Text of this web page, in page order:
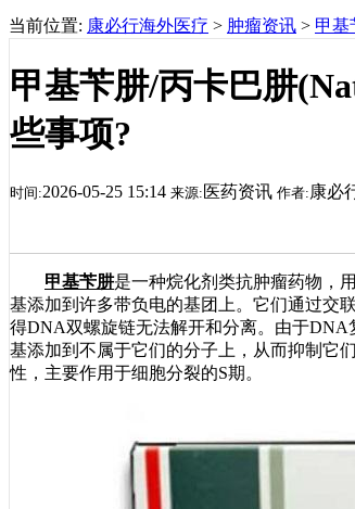
当前位置: 康必行海外医疗 > 肿瘤资讯 > 甲基
甲基苄肼/丙卡巴肼
些事项?
时间:2026-05-25 15:14 来源: 医药资讯 作者: 康必
甲基苄肼是一种烷化剂类抗肿瘤药物，
基添加到许多带负电的基团上。它们通过
得DNA双螺旋链无法解开和分离。由于
基添加到不属于它们的分子上，从而抑制它
性，主要作用于细胞分裂的S期。